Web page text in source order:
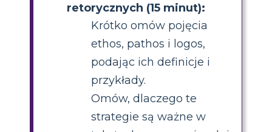
retorycznych (15 minut):
Krótko omów pojęcia
ethos, pathos i logos,
podając ich definicje i
przykłady.
Omów, dlaczego te
strategie są ważne w